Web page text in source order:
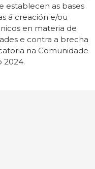
establecen as bases
á creación e/ou
en materia de
e contra a brecha
na Comunidade
2024.